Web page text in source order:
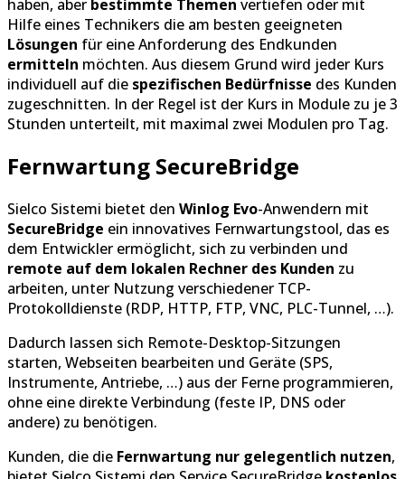
haben, aber bestimmte Themen vertiefen oder mit
Hilfe eines Technikers die am besten geeigneten
Lösungen für eine Anforderung des Endkunden
ermitteln möchten. Aus diesem Grund wird jeder Kurs
individuell auf die spezifischen Bedürfnisse des Kunden
zugeschnitten. In der Regel ist der Kurs in Module zu je 3
Stunden unterteilt, mit maximal zwei Modulen pro Tag.
Fernwartung SecureBridge
Sielco Sistemi bietet den Winlog Evo-Anwendern mit
SecureBridge ein innovatives Fernwartungstool, das es
dem Entwickler ermöglicht, sich zu verbinden und
remote auf dem lokalen Rechner des Kunden zu
arbeiten, unter Nutzung verschiedener TCP-
Protokolldienste (RDP, HTTP, FTP, VNC, PLC-Tunnel, …).
Dadurch lassen sich Remote-Desktop-Sitzungen
starten, Webseiten bearbeiten und Geräte (SPS,
Instrumente, Antriebe, …) aus der Ferne programmieren,
ohne eine direkte Verbindung (feste IP, DNS oder
andere) zu benötigen.
Kunden, die die Fernwartung nur gelegentlich nutzen,